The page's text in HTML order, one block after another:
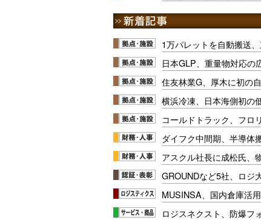
1万パレットを自動搬送
日本GLP、重量物対応の
住友林業G、厚木に初の
横浜冷凍、日本海側初の
コールドトラック、フロ
ダイフク中間期、半導体
アスクル社長に成松氏、
GROUNDなど5社、ロジ
MUSINSA、国内倉庫活
ロジスネクスト、防爆フ